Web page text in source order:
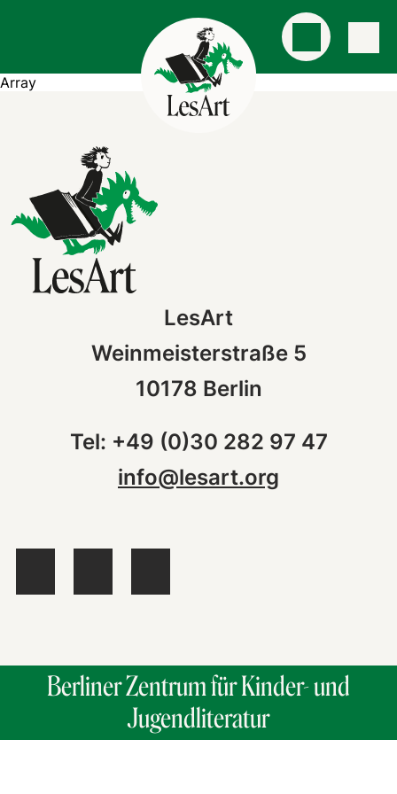
Array
LesArt
Weinmeisterstraße 5
10178 Berlin
Tel: +49 (0)30 282 97 47
info@lesart.org
Berliner Zentrum für Kinder- und
Jugendliteratur